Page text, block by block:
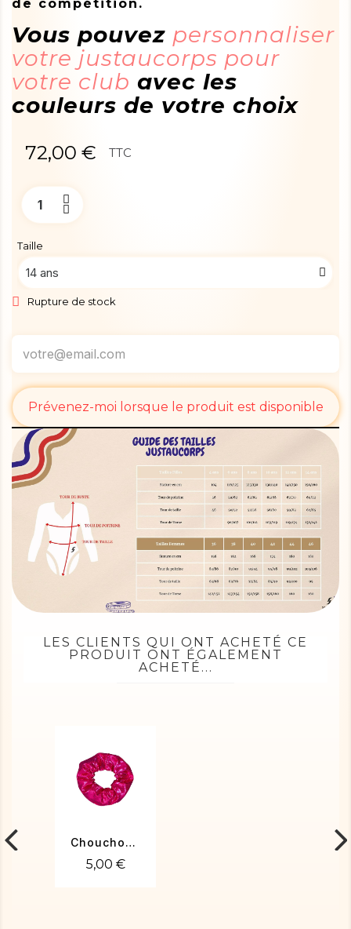
de compétition.
Vous pouvez personnaliser
votre justaucorps pour
votre club avec les
couleurs de votre choix
72,00 € TTC
Taille
Rupture de stock
Prévenez-moi lorsque le produit est disponible
LES CLIENTS QUI ONT ACHETÉ CE
PRODUIT ONT ÉGALEMENT
ACHETÉ...
Chouchou fuchsia
5,00 €